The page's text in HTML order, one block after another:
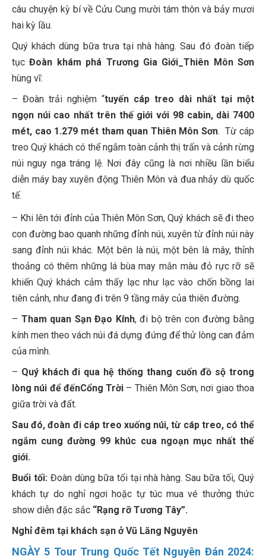
câu chuyện kỳ bí về Cửu Cung mười tám thôn và bảy mươi
hai kỳ lầu.
Quý khách dùng bữa trưa tại nhà hàng. Sau đó đoàn tiếp
tụcĐoàn khám phá Trương Gia Giới_Thiên Môn Sơn
hùng vĩ:
– Đoàn trải nghiệm “tuyến cáp treo dài nhất tại một
ngọn núi cao nhất trên thế giới với 98 cabin, dài 7400
mét, cao 1.279 mét tham quan Thiên Môn Sơn. Từ cáp
treo Quý khách có thể ngắm toàn cảnh thị trấn và cảnh rừng
núi nguy nga tráng lệ. Nơi đây cũng là nơi nhiều lần biểu
diễn máy bay xuyên động Thiên Môn và đua nhảy dù quốc
tế.
– Khi lên tới đỉnh của Thiên Môn Sơn, Quý khách sẽ đi theo
con đường bao quanh những đỉnh núi, xuyên từ đỉnh núi này
sang đỉnh núi khác. Một bên là núi, một bên là mây, thỉnh
thoảng có thêm những lá bùa may mắn màu đỏ rực rỡ sẽ
khiến Quý khách cảm thấy lạc như lạc vào chốn bồng lai
tiên cảnh, như đang đi trên 9 tầng mây của thiên đường.
– Tham quan Sạn Đạo Kính, đi bộ trên con đường bằng
kính men theo vách núi đá dựng đứng để thử lòng can đảm
của mình.
– Quý khách đi qua hệ thống thang cuốn đồ sộ trong
lòng núi để đếnCổng Trời – Thiên Môn Sơn, nơi giao thoa
giữa trời và đất.
Sau đó, đoàn đi cáp treo xuống núi, từ cáp treo, có thể
ngắm cung đường 99 khúc cua ngoạn mục nhất thế
giới.
Buổi tối: Đoàn dùng bữa tối tại nhà hàng. Sau bữa tối, Quý
khách tự do nghỉ ngơi hoặc tự túc mua vé thưởng thức
show diễn đặc sắc “Rạng rỡ Tương Tây”.
Nghỉ đêm tại khách sạn ở Vũ Lăng Nguyên
NGÀY 5 Tour Trung Quốc Tết Nguyên Đán 2024: